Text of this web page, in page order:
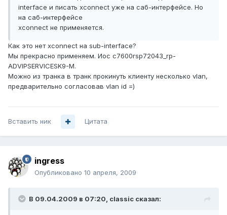
interface и писать xconnect уже на саб-интерфейсе. Но
на саб-интерфейсе
xconnect не применяется.
Как это нет xconnect на sub-interface?
Мы прекрасно применяем. Иос c7600rsp72043_rp-
ADVIPSERVICESK9-M.
Можно из транка в транк прокинуть клиенту несколько vlan,
предварительно согласовав vlan id =)
Вставить ник Цитата
ingress
Опубликовано 10 апреля, 2009
В 09.04.2009 в 07:20, classic сказал: